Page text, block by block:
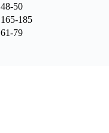
48-50
165-185
61-79